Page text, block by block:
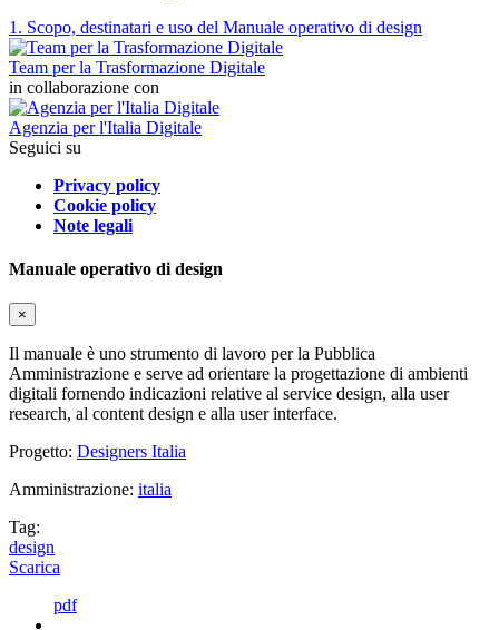
1. Scopo, destinatari e uso del Manuale operativo di design
Team per la Trasformazione Digitale
in collaborazione con
Agenzia per l'Italia Digitale
Seguici su
Privacy policy
Cookie policy
Note legali
Manuale operativo di design
×
Il manuale è uno strumento di lavoro per la Pubblica
Amministrazione e serve ad orientare la progettazione di ambienti
digitali fornendo indicazioni relative al service design, alla user
research, al content design e alla user interface.
Progetto: Designers Italia
Amministrazione: italia
Tag:
design
Scarica
pdf